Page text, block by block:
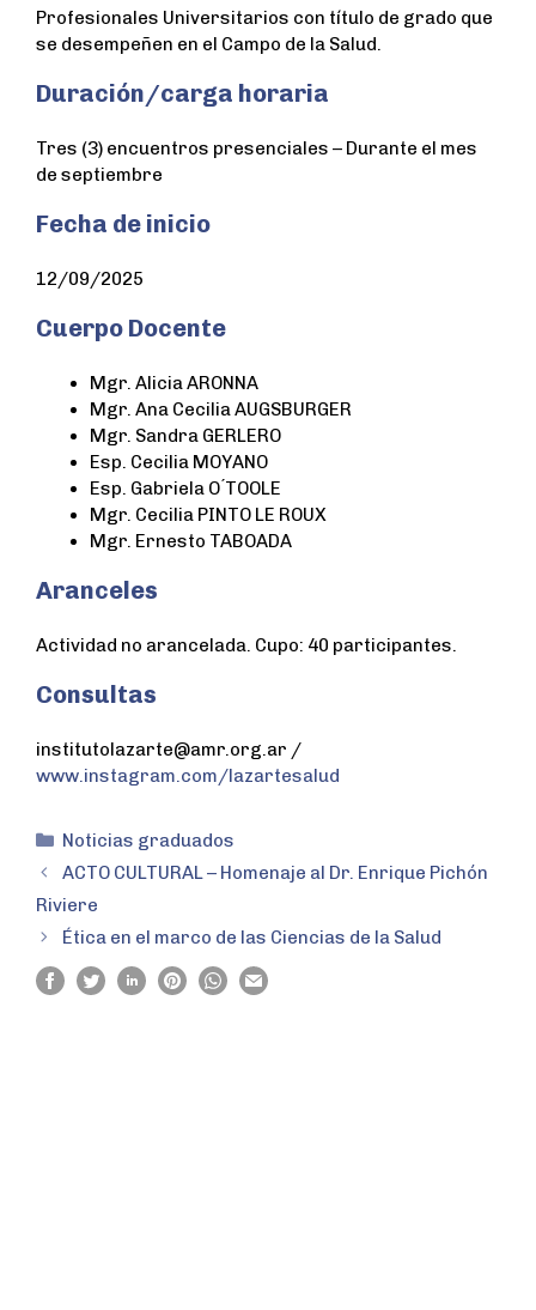
Profesionales Universitarios con título de grado que
se desempeñen en el Campo de la Salud.
Duración/carga horaria
Tres (3) encuentros presenciales – Durante el mes
de septiembre
Fecha de inicio
12/09/2025
Cuerpo Docente
Mgr. Alicia ARONNA
Mgr. Ana Cecilia AUGSBURGER
Mgr. Sandra GERLERO
Esp. Cecilia MOYANO
Esp. Gabriela O ́TOOLE
Mgr. Cecilia PINTO LE ROUX
Mgr. Ernesto TABOADA
Aranceles
Actividad no arancelada. Cupo: 40 participantes.
Consultas
institutolazarte@amr.org.ar /
www.instagram.com/lazartesalud
Noticias graduados
ACTO CULTURAL – Homenaje al Dr. Enrique Pichón
Riviere
Ética en el marco de las Ciencias de la Salud